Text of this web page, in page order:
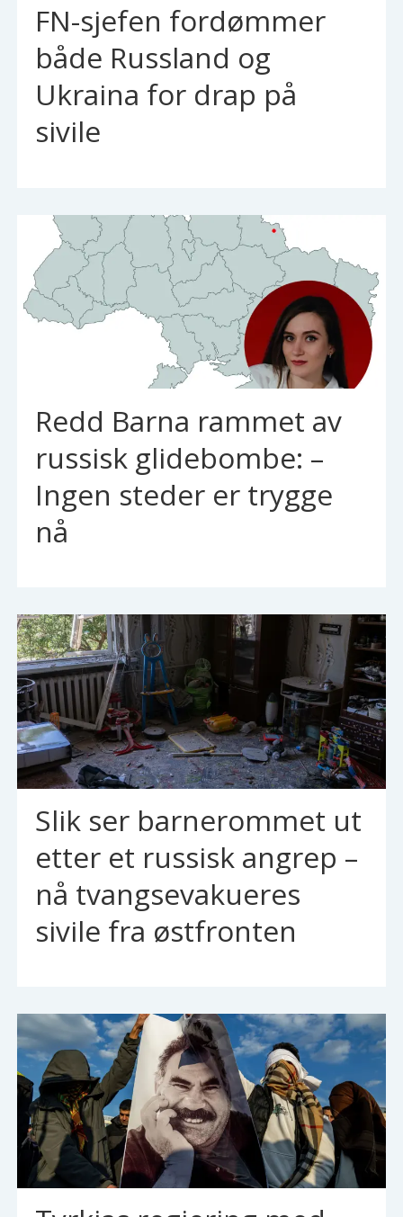
FN-sjefen fordømmer
både Russland og
Ukraina for drap på
sivile
Redd Barna rammet av
russisk glidebombe: –
Ingen steder er trygge
nå
Slik ser barnerommet ut
etter et russisk angrep –
nå tvangsevakueres
sivile fra østfronten